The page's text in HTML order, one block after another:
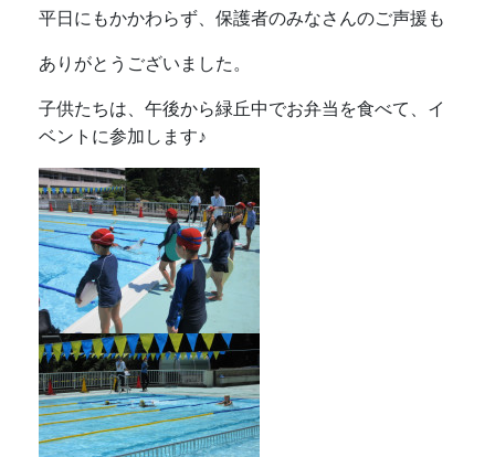
平日にもかかわらず、保護者のみなさんのご声援も
ありがとうございました。
子供たちは、午後から緑丘中でお弁当を食べて、イ
ベントに参加します♪